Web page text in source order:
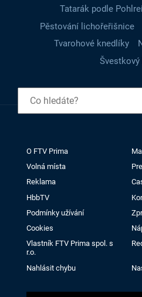
Tatarák podle
Pěstování lichořeřišnice
Tvarohové knedlíky
O FTV Prima
Volná místa
Reklama
HbbTV
Podmínky užívání
Cookies
Vlastník FTV Prima spol. s
r.o.
Nahlásit chybu